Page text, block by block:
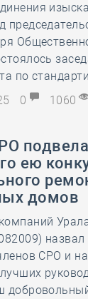
по
0 1060
ею
домов
назвал
СРО и